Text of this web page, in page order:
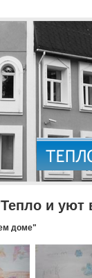
и
доме"